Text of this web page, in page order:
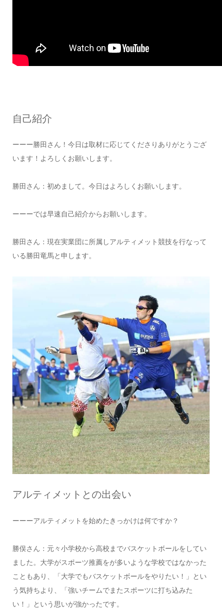
自己紹介
ーーー勝田さん！今日は取材に応じてくださりありがとうござ
います！よろしくお願いします。
勝田さん：初めまして。今日はよろしくお願いします。
ーーーでは早速自己紹介からお願いします。
勝田さん：現在実業団に所属しアルティメット競技を行なって
いる勝田竜馬と申します。
アルティメットとの出会い
ーーーアルティメットを始めたきっかけは何ですか？
勝俣さん：元々小学校から高校までバスケットボールをしてい
ました。大学がスポーツ推薦をが多いような学校ではなかった
こともあり、「大学でもバスケットボールをやりたい！」とい
う気持ちより、「強いチームでまたスポーツに打ち込みた
い！」という思いが強かったです。